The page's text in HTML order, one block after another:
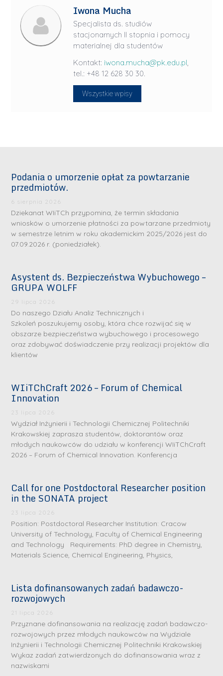
Iwona Mucha
Specjalista ds. studiów
stacjonarnych II stopnia i pomocy
materialnej dla studentów
Kontakt: iwona.mucha@pk.edu.pl,
tel.: +48 12 628 30 30.
Wszystkie wpisy
Podania o umorzenie opłat za powtarzanie
przedmiotów.
6 sierpnia 2026
Dziekanat WIiTCh przypomina, że termin składania
wniosków o umorzenie płatności za powtarzane przedmioty
w semestrze letnim w roku akademickim 2025/2026 jest do
07.09.2026 r. (poniedziałek).
Asystent ds. Bezpieczeństwa Wybuchowego –
GRUPA WOLFF
29 lipca 2026
Do naszego Działu Analiz Technicznych i
Szkoleń poszukujemy osoby, która chce rozwijać się w
obszarze bezpieczeństwa wybuchowego i procesowego
oraz zdobywać doświadczenie przy realizacji projektów dla
klientów
WIiTChCraft 2026 – Forum of Chemical
Innovation
23 lipca 2026
Wydział Inżynierii i Technologii Chemicznej Politechniki
Krakowskiej zaprasza studentów, doktorantów oraz
młodych naukowców do udziału w konferencji WIiTChCraft
2026 – Forum of Chemical Innovation. Konferencja
Call for one Postdoctoral Researcher position
in the SONATA project
23 lipca 2026
Position: Postdoctoral Researcher Institution: Cracow
University of Technology, Faculty of Chemical Engineering
and Technology Requirements: PhD degree in Chemistry,
Materials Science, Chemical Engineering, Physics,
Lista dofinansowanych zadań badawczo-
rozwojowych
21 lipca 2026
Przyznane dofinansowania na realizację zadań badawczo-
rozwojowych przez młodych naukowców na Wydziale
Inżynierii i Technologii Chemicznej Politechniki Krakowskiej
Wykaz zadań zatwierdzonych do dofinansowania wraz z
nazwiskami
S
r
e
b
r
n
D